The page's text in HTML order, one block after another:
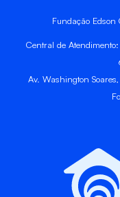
Fundação
Central de
Av. Washington